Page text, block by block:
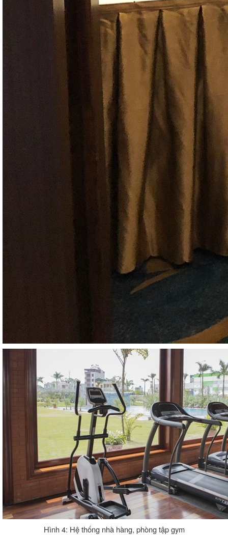
Hình 4: Hệ thống nhà hàng, phòng tập gym